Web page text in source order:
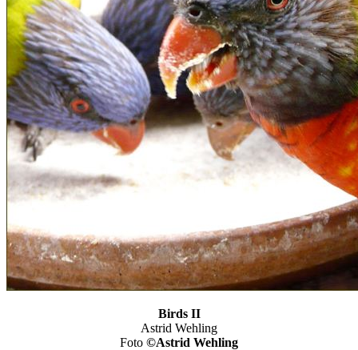
Birds II
Astrid Wehling
Foto ©Astrid Wehling